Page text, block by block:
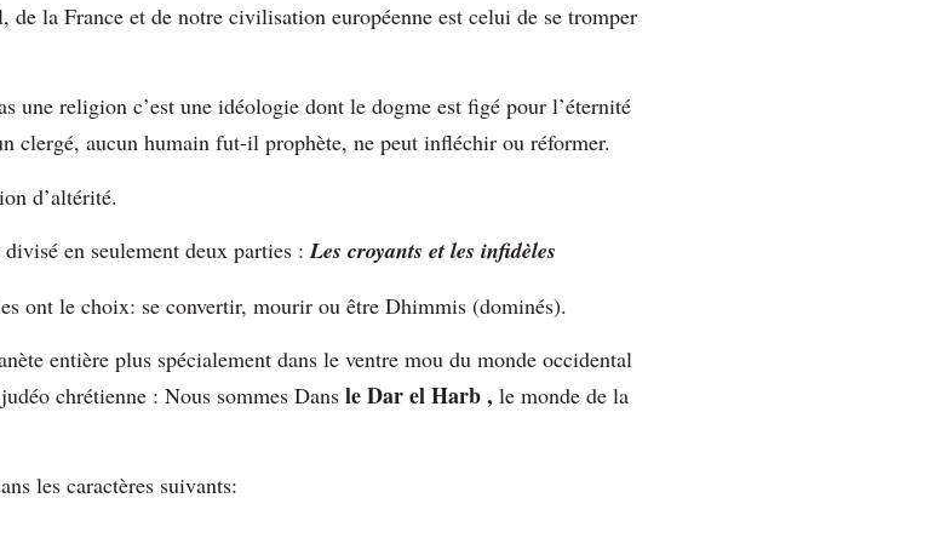
de la France et de notre civilisation européenne est celui de se tromper
une religion c’est une idéologie dont le dogme est figé pour l’éternité
clergé, aucun humain fut-il prophète, ne peut infléchir ou réformer.
d’altérité.
en seulement deux parties :Les croyants et les infidèles
ont le choix: se convertir, mourir ou être Dhimmis (dominés).
entière plus spécialement dans le ventre mou du monde occidental
chrétienne : Nous sommes Dans le Dar el Harb , le monde de la
les caractères suivants: